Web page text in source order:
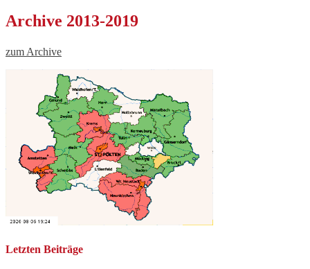
Archive 2013-2019
zum Archive
Letzten Beiträge